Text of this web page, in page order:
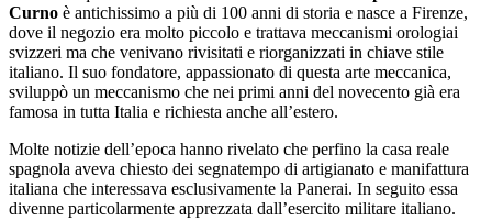
Curno è antichissimo a più di 100 anni di storia e nasce a Firenze,
dove il negozio era molto piccolo e trattava meccanismi orologiai
svizzeri ma che venivano rivisitati e riorganizzati in chiave stile
italiano. Il suo fondatore, appassionato di questa arte meccanica,
sviluppò un meccanismo che nei primi anni del novecento già era
famosa in tutta Italia e richiesta anche all’estero.
Molte notizie dell’epoca hanno rivelato che perfino la casa reale
spagnola aveva chiesto dei segnatempo di artigianato e manifattura
italiana che interessava esclusivamente la Panerai. In seguito essa
divenne particolarmente apprezzata dall’esercito militare italiano.